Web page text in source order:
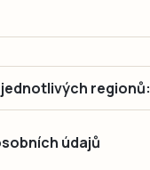
regionů:
údajů